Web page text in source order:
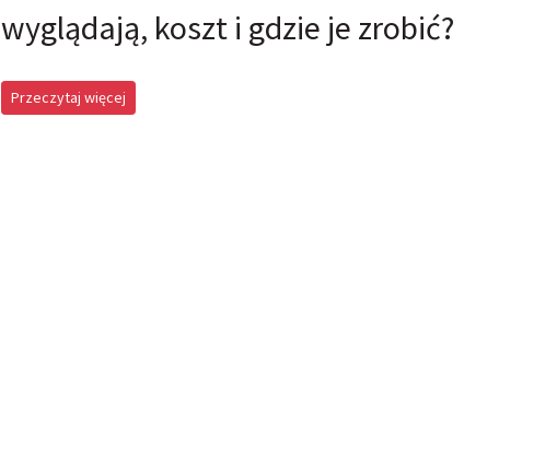
wyglądają, koszt i gdzie je zrobić?
Przeczytaj więcej